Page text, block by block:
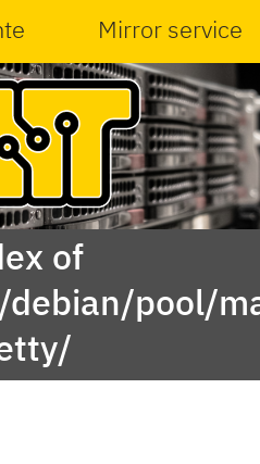
Mirror service
of
pool/